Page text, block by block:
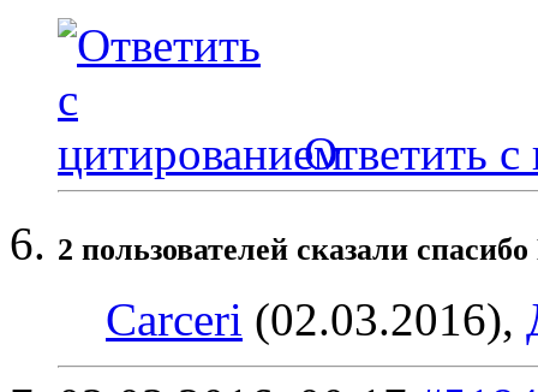
Ответить с
2 пользователей сказали
Carceri (02.03.2016),